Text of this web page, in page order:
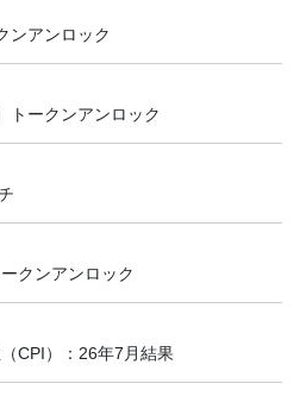
ンアンロック
トークンアンロック
クンアンロック
CPI）：26年7月結果